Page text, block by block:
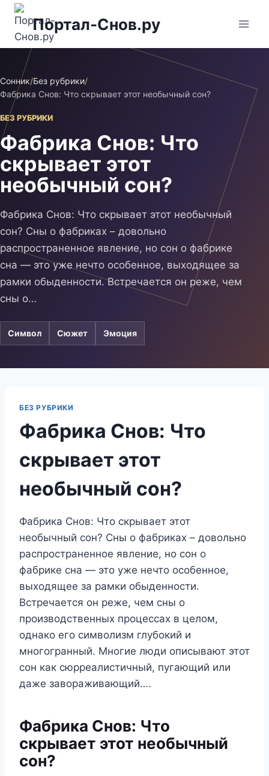
Перейти
содержимому
Портал-Снов.ру
Сонник/Без рубрики/
Фабрика Снов: Что скрывает этот необычный сон?
БЕЗ РУБРИКИ
Фабрика Снов: Что
скрывает этот
необычный сон?
Фабрика Снов: Что скрывает этот необычный
сон? Сны о фабриках – довольно
распространенное явление, но сон о фабрике
сна — это уже нечто особенное, выходящее за
рамки обыденности. Встречается он реже, чем
сны о…
Символ Сюжет Эмоция
БЕЗ РУБРИКИ
Фабрика Снов: Что
скрывает этот
необычный сон?
Фабрика Снов: Что скрывает этот
необычный сон? Сны о фабриках – довольно
распространенное явление, но сон о
фабрике сна — это уже нечто особенное,
выходящее за рамки обыденности.
Встречается он реже, чем сны о
производственных процессах в целом,
однако его символизм глубокий и
многогранный. Многие люди описывают этот
сон как сюрреалистичный, пугающий или
даже завораживающий….
Фабрика Снов: Что
скрывает этот необычный
сон?